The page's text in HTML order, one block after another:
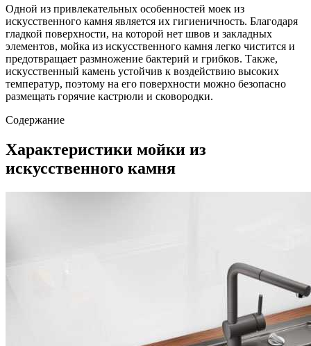
Одной из привлекательных особенностей моек из
искусственного камня является их гигиеничность. Благодаря
гладкой поверхности, на которой нет швов и закладных
элементов, мойка из искусственного камня легко чистится и
предотвращает размножение бактерий и грибков. Также,
искусственный камень устойчив к воздействию высоких
температур, поэтому на его поверхности можно безопасно
размещать горячие кастрюли и сковородки.
Содержание
Характеристики мойки из
искусственного камня